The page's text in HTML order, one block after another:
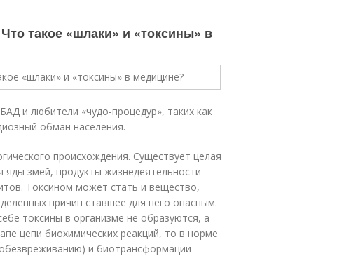
такое «шлаки» и «токсины» в
и любители «чудо-процедур», таких как
обман населения.
происхождения. Существует целая
яды змей, продукты жизнедеятельности
Токсином может стать и вещество,
причин ставшее для него опасным.
токсины в организме не образуются, а
цепи биохимических реакций, то в норме
и биотрансформации